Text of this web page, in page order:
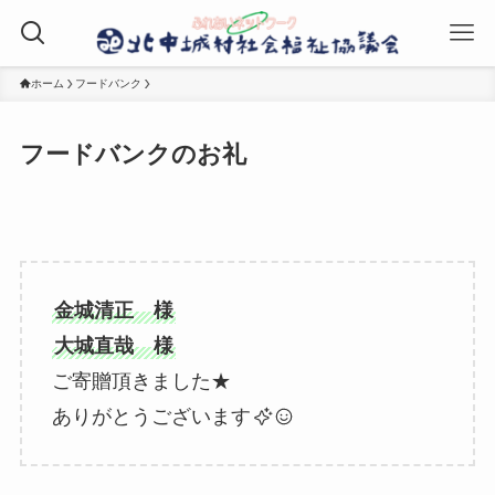
ホーム フードバンク
フードバンクのお礼
金城清正 様
大城直哉 様
ご寄贈頂きました★
ありがとうございます